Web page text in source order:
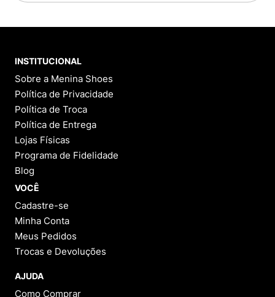
INSTITUCIONAL
Sobre a Menina Shoes
Política de Privacidade
Política de Troca
Política de Entrega
Lojas Físicas
Programa de Fidelidade
Blog
VOCÊ
Cadastre-se
Minha Conta
Meus Pedidos
Trocas e Devoluções
AJUDA
Como Comprar